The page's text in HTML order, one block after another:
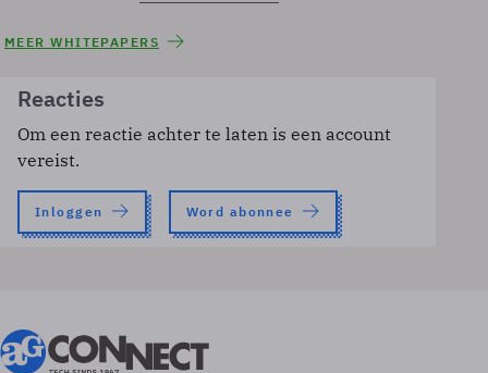
MEER WHITEPAPERS
Reacties
Om een reactie achter te laten is een account
vereist.
Inloggen Word abonnee